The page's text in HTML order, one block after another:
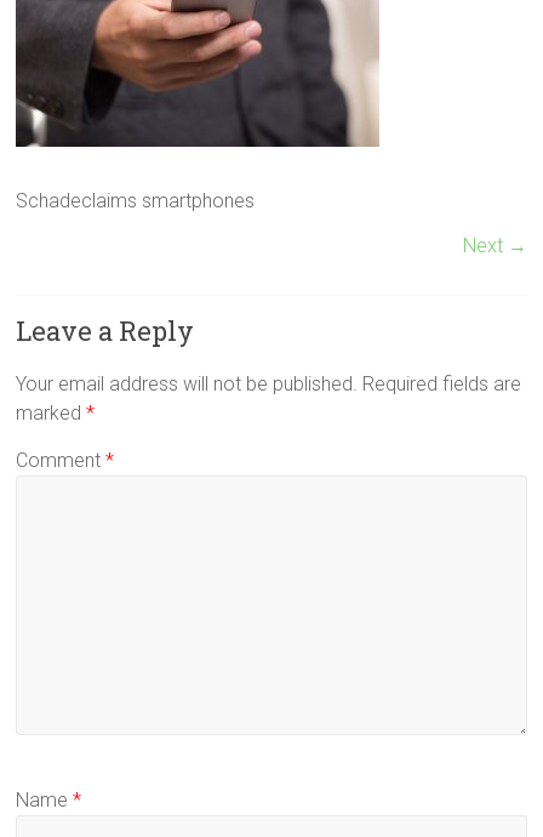
Schadeclaims smartphones
Next →
Leave a Reply
Your email address will not be published. Required fields are
marked*
Comment*
Name*